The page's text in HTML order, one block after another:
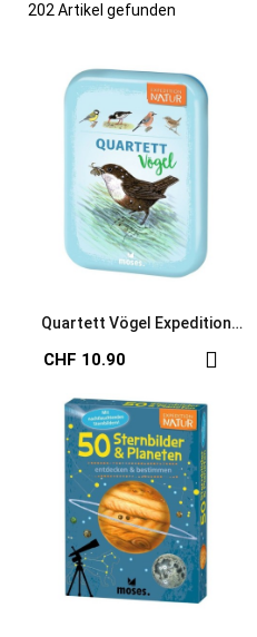
202 Artikel gefunden
Quartett Vögel Expedition
CHF 10.90